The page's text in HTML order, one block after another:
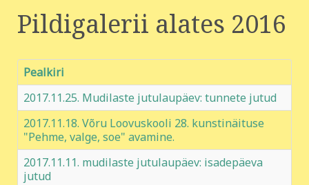
Pildigalerii alates 2016
Pealkiri
2017.11.25. Mudilaste jutulaupäev: tunnete jutud
2017.11.18. Võru Loovuskooli 28. kunstinäituse
"Pehme, valge, soe" avamine.
2017.11.11. mudilaste jutulaupäev: isadepäeva
jutud